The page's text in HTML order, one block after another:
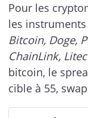
Pour les
les
Bitcoin, Doge,
ChainLink,
bitcoin, le
cible à 55,